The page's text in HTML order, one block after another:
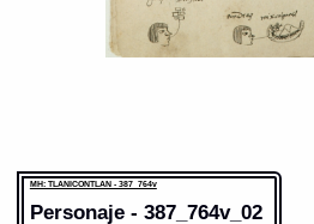
MH: TLANICONTLAN - 387_764v
Personaje - 387_764v_02